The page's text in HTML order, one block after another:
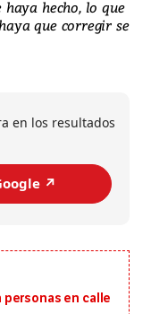
haya hecho, lo que
que corregir se
en los resultados
↗️
personas en calle